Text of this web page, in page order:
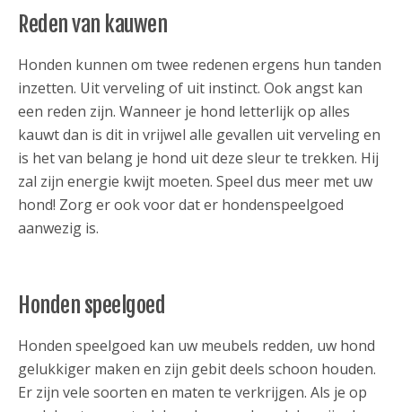
Reden van kauwen
Honden kunnen om twee redenen ergens hun tanden
inzetten. Uit verveling of uit instinct. Ook angst kan
een reden zijn. Wanneer je hond letterlijk op alles
kauwt dan is dit in vrijwel alle gevallen uit verveling en
is het van belang je hond uit deze sleur te trekken. Hij
zal zijn energie kwijt moeten. Speel dus meer met uw
hond! Zorg er ook voor dat er hondenspeelgoed
aanwezig is.
Honden speelgoed
Honden speelgoed kan uw meubels redden, uw hond
gelukkiger maken en zijn gebit deels schoon houden.
Er zijn vele soorten en maten te verkrijgen. Als je op